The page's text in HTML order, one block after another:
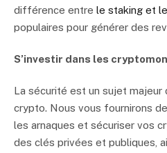
différence entre le staking et
populaires pour générer des
S’investir dans les
La sécurité est un sujet majeur
crypto. Nous vous fournirons
les arnaques et sécuriser vos
des clés privées et publiques,